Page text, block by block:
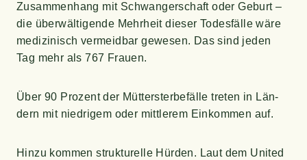
Zusam­men­hang mit Schwan­ger­schaft oder Geburt –
die über­wäl­ti­gen­de Mehr­heit die­ser Todes­fäl­le wäre
medi­zi­nisch ver­meid­bar gewe­sen. Das sind jeden
Tag mehr als 767 Frauen.
Über 90 Pro­zent der Müt­ter­ster­be­fäl­le tre­ten in Län­
dern mit nied­ri­gem oder mitt­le­rem Ein­kom­men auf.
Hin­zu kom­men struk­tu­rel­le Hür­den. Laut dem United